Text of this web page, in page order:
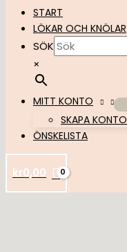
START
LÖKAR OCH KNÖLAR
SÖK
×
MITT KONTO
SKAPA KONTO
ÖNSKELISTA
kr0,00